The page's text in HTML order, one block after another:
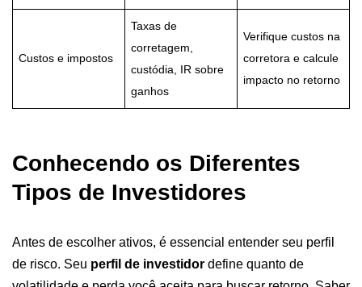
Custos e impostos
Taxas de
corretagem,
custódia, IR sobre
ganhos
Verifique custos na
corretora e calcule
impacto no retorno
Conhecendo os Diferentes
Tipos de Investidores
Antes de escolher ativos, é essencial entender seu perfil
de risco. Seu perfil de investidor define quanto de